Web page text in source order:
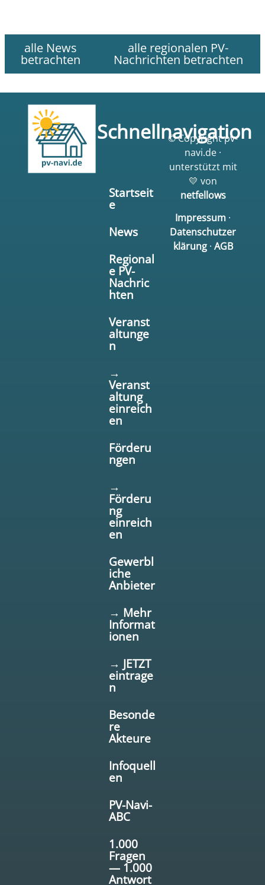
alle News
betrachten
alle regionalen PV-
Nachrichten betrachten
Schnellnavigation
Startseit
e
News
Regional
e PV-
Nachric
hten
Veranst
altunge
n
→
Veranst
altung
einreich
en
Förderu
ngen
→
Förderu
ng
einreich
en
Gewerbl
iche
Anbieter
→ Mehr
Informat
ionen
→ JETZT
eintrage
n
Besonde
re
Akteure
Infoquell
en
PV-Navi-
ABC
1.000
Fragen
— 1.000
Antwort
© Copyright pv-
navi.de ·
unterstützt mit
💛 von
netfellows
Impressum ·
Datenschutzer
klärung· AGB